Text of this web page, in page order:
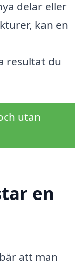
delar eller
kan en
resultat du
utan
en
att man